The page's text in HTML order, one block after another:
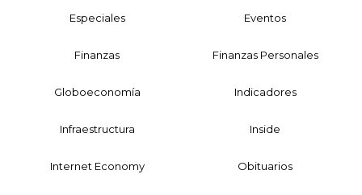
Especiales Eventos
Finanzas Finanzas Personales
Globoeconomía Indicadores
Infraestructura Inside
Internet Economy Obituarios